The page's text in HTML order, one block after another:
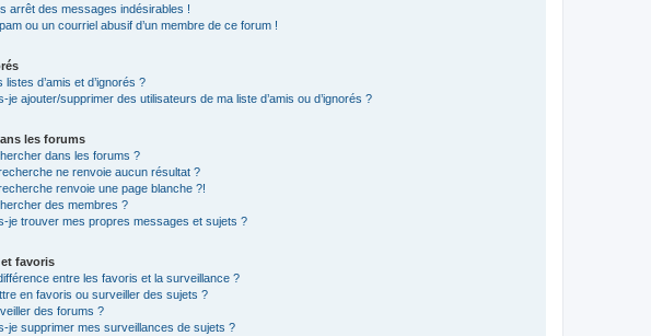
arrêt des messages indésirables !
ou un courriel abusif d’un membre de ce forum !
d’amis et d’ignorés ?
je ajouter/supprimer des utilisateurs de ma liste d’amis ou d’ignorés ?
les forums
dans les forums ?
ne renvoie aucun résultat ?
renvoie une page blanche ?!
des membres ?
je trouver mes propres messages et sujets ?
favoris
entre les favoris et la surveillance ?
en favoris ou surveiller des sujets ?
des forums ?
je supprimer mes surveillances de sujets ?